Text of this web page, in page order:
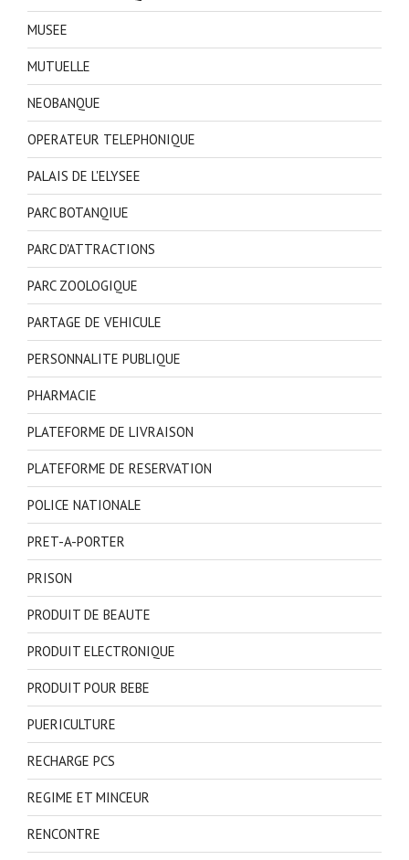
MUSEE
MUTUELLE
NEOBANQUE
OPERATEUR TELEPHONIQUE
PALAIS DE L'ELYSEE
PARC BOTANQIUE
PARC D'ATTRACTIONS
PARC ZOOLOGIQUE
PARTAGE DE VEHICULE
PERSONNALITE PUBLIQUE
PHARMACIE
PLATEFORME DE LIVRAISON
PLATEFORME DE RESERVATION
POLICE NATIONALE
PRET-A-PORTER
PRISON
PRODUIT DE BEAUTE
PRODUIT ELECTRONIQUE
PRODUIT POUR BEBE
PUERICULTURE
RECHARGE PCS
REGIME ET MINCEUR
RENCONTRE